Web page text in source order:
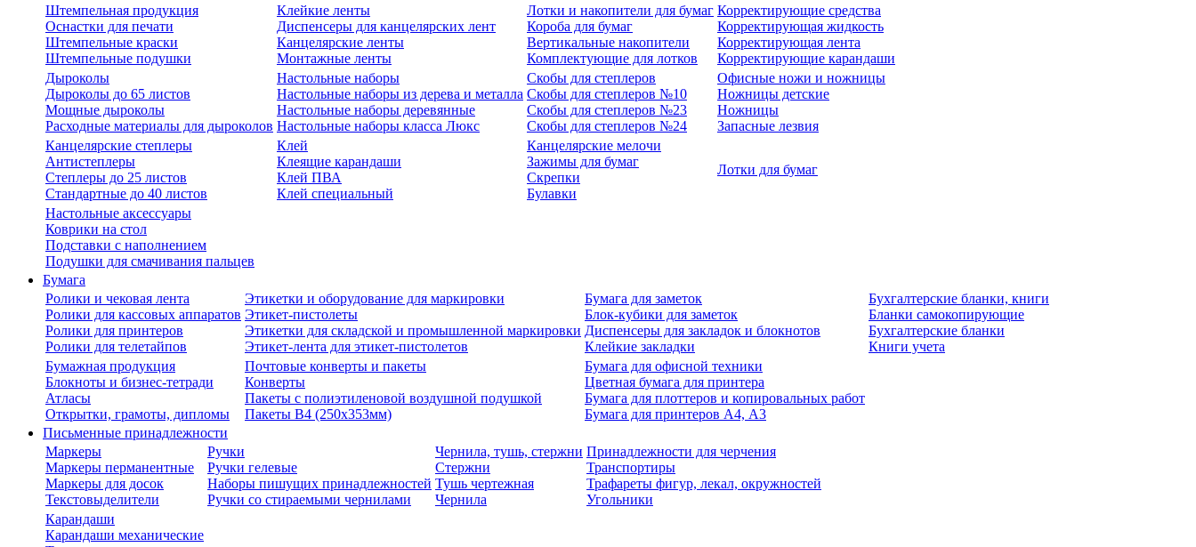
Штемпельная продукция
Оснастки для печати
Штемпельные краски
Штемпельные подушки
Клейкие ленты
Диспенсеры для канцелярских лент
Канцелярские ленты
Монтажные ленты
Лотки и накопители для бумаг
Короба для бумаг
Вертикальные накопители
Комплектующие для лотков
Корректирующие средства
Корректирующая жидкость
Корректирующая лента
Корректирующие карандаши
Дыроколы
Дыроколы до 65 листов
Мощные дыроколы
Расходные материалы для дыроколов
Настольные наборы
Настольные наборы из дерева и металла
Настольные наборы деревянные
Настольные наборы класса Люкс
Скобы для степлеров
Скобы для степлеров №10
Скобы для степлеров №23
Скобы для степлеров №24
Офисные ножи и ножницы
Ножницы детские
Ножницы
Запасные лезвия
Канцелярские степлеры
Антистеплеры
Степлеры до 25 листов
Стандартные до 40 листов
Клей
Клеящие карандаши
Клей ПВА
Клей специальный
Канцелярские мелочи
Зажимы для бумаг
Скрепки
Булавки
Лотки для бумаг
Настольные аксессуары
Коврики на стол
Подставки с наполнением
Подушки для смачивания пальцев
Бумага
Ролики и чековая лента
Ролики для кассовых аппаратов
Ролики для принтеров
Ролики для телетайпов
Этикетки и оборудование для маркировки
Этикет-пистолеты
Этикетки для складской и промышленной маркировки
Этикет-лента для этикет-пистолетов
Бумага для заметок
Блок-кубики для заметок
Диспенсеры для закладок и блокнотов
Клейкие закладки
Бухгалтерские бланки, книги
Бланки самокопирующие
Бухгалтерские бланки
Книги учета
Бумажная продукция
Блокноты и бизнес-тетради
Атласы
Открытки, грамоты, дипломы
Почтовые конверты и пакеты
Конверты
Пакеты с полиэтиленовой воздушной подушкой
Пакеты В4 (250х353мм)
Бумага для офисной техники
Цветная бумага для принтера
Бумага для плоттеров и копировальных работ
Бумага для принтеров А4, А3
Письменные принадлежности
Маркеры
Маркеры перманентные
Маркеры для досок
Текстовыделители
Ручки
Ручки гелевые
Наборы пишущих принадлежностей
Ручки со стираемыми чернилами
Чернила, тушь, стержни
Стержни
Тушь чертежная
Чернила
Принадлежности для черчения
Транспортиры
Трафареты фигур, лекал, окружностей
Угольники
Карандаши
Карандаши механические